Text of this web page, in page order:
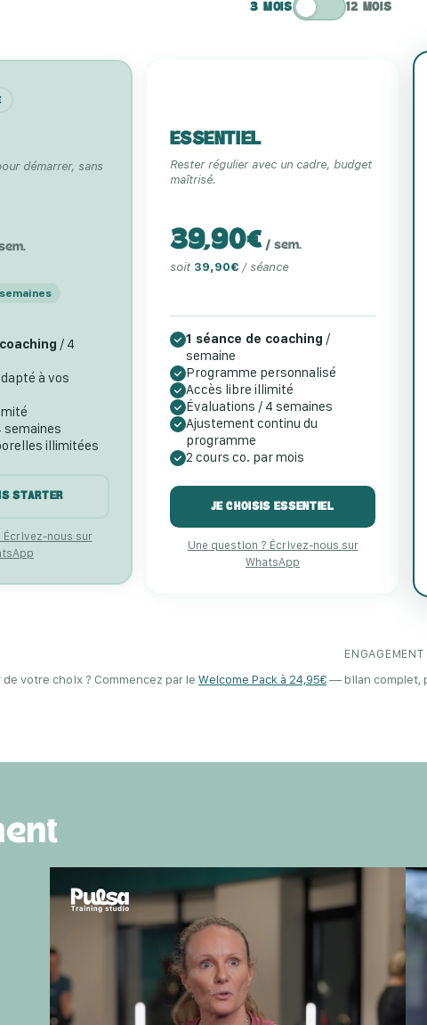
3 MOIS 12 MOIS
démarrer, sans
/ 4
à vos
semaines
illimitées
STARTER
Écrivez-nous sur
ESSENTIEL
Rester régulier avec un cadre, budget
maîtrisé.
39,90€/ sem.
soit 39,90€ / séance
1 séance de coaching /
semaine
Programme personnalisé
Accès libre illimité
Évaluations / 4 semaines
Ajustement continu du
programme
2 cours co. par mois
JE CHOISIS ESSENTIEL
Une question ? Écrivez-nous sur
WhatsApp
de votre choix ? Commencez par le Welcome Pack à 24,95€ — bilan complet,